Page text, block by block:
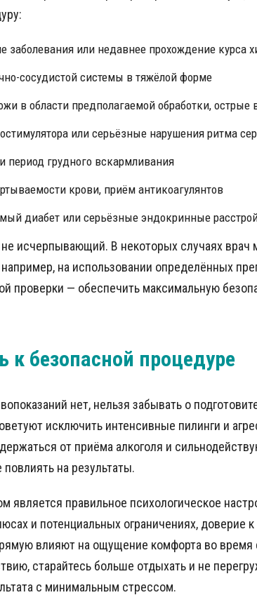
заболевания или недавнее прохождение курса
сосудистой системы в тяжёлой форме
в области предполагаемой обработки,
или серьёзные нарушения ритма
период грудного вскармливания
крови, приём антикоагулянтов
диабет или серьёзные эндокринные
исчерпывающий. В некоторых случаях врач
например, на использовании определённых
проверки — обеспечить максимальную
к безопасной процедуре
нет, нельзя забывать о
исключить интенсивные пилинги и
от приёма алкоголя и
на результаты.
является правильное психологическое
и потенциальных ограничениях, доверие
влияют на ощущение комфорта во время
старайтесь больше отдыхать и не
с минимальным стрессом.